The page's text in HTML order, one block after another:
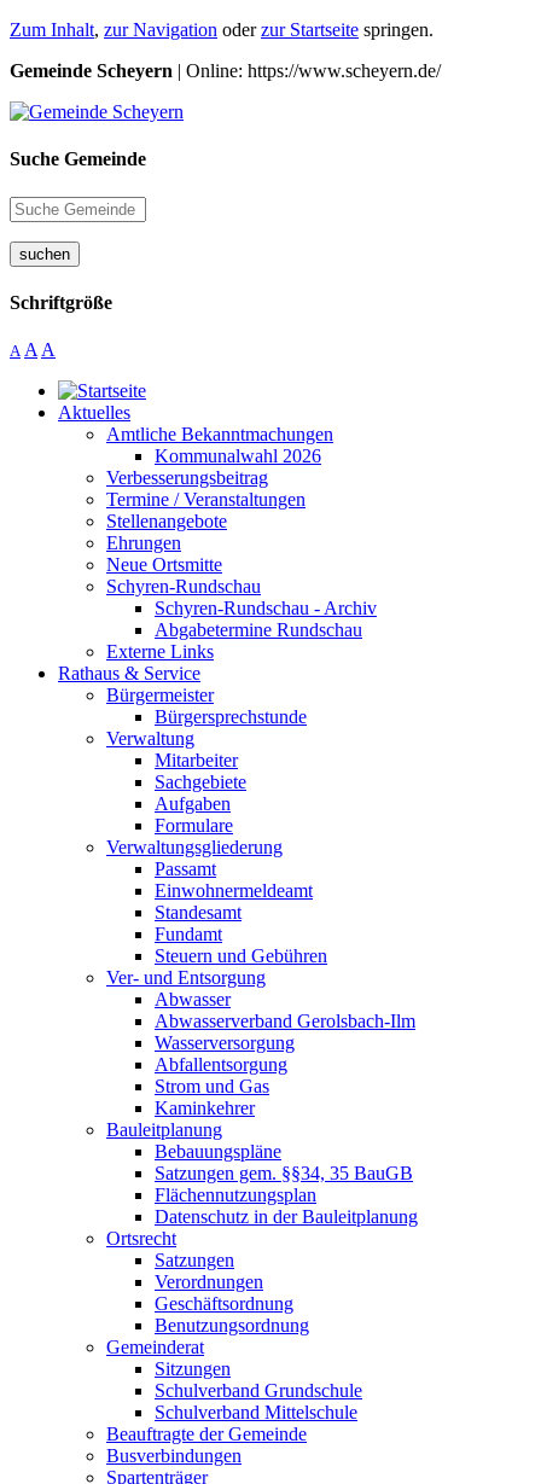
Zum Inhalt, zur Navigation oderzur Startseite springen.
Gemeinde Scheyern | Online: https://www.scheyern.de/
Suche Gemeinde
suchen
Schriftgröße
A A A
Aktuelles
Amtliche Bekanntmachungen
Kommunalwahl 2026
Verbesserungsbeitrag
Termine / Veranstaltungen
Stellenangebote
Ehrungen
Neue Ortsmitte
Schyren-Rundschau
Schyren-Rundschau - Archiv
Abgabetermine Rundschau
Externe Links
Rathaus & Service
Bürgermeister
Bürgersprechstunde
Verwaltung
Mitarbeiter
Sachgebiete
Aufgaben
Formulare
Verwaltungsgliederung
Passamt
Einwohnermeldeamt
Standesamt
Fundamt
Steuern und Gebühren
Ver- und Entsorgung
Abwasser
Abwasserverband Gerolsbach-Ilm
Wasserversorgung
Abfallentsorgung
Strom und Gas
Kaminkehrer
Bauleitplanung
Bebauungspläne
Satzungen gem. §§34, 35 BauGB
Flächennutzungsplan
Datenschutz in der Bauleitplanung
Ortsrecht
Satzungen
Verordnungen
Geschäftsordnung
Benutzungsordnung
Gemeinderat
Sitzungen
Schulverband Grundschule
Schulverband Mittelschule
Beauftragte der Gemeinde
Busverbindungen
Spartenträger